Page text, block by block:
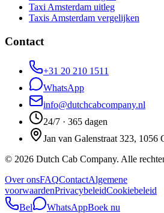
Taxi Amsterdam uitleg
Taxis Amsterdam vergelijken
Contact
+31 20 210 1511
WhatsApp
info@dutchcabcompany.nl
24/7 · 365 dagen
Jan van Galenstraat 323, 1056
© 2026 Dutch Cab Company. Alle
Over onsFAQContactAlgemene
voorwaardenPrivacybeleidCookiebeleid
Bel
WhatsAppBoek nu